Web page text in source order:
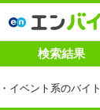
検索結果
イベント系のバイ